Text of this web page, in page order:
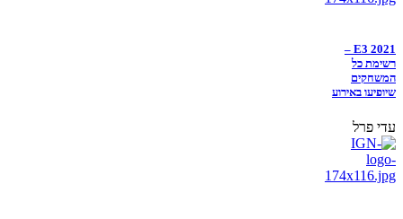
E3 2021 –
רשימת כל
המשחקים
שיופיעו באירוע
עדי פרל